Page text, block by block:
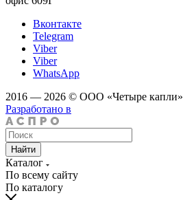
Вконтакте
Telegram
Viber
Viber
WhatsApp
2016 — 2026 © ООО «Четыре капли»
Разработано в
Найти
Каталог
По всему сайту
По каталогу